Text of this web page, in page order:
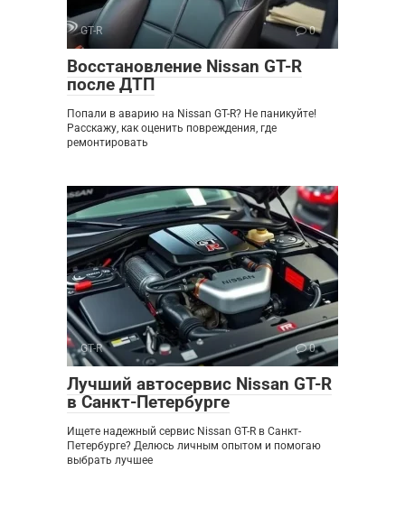
GT-R 0
Восстановление Nissan GT-R
после ДТП
Попали в аварию на Nissan GT-R? Не паникуйте!
Расскажу, как оценить повреждения, где
ремонтировать
GT-R 0
Лучший автосервис Nissan GT-R
в Санкт-Петербурге
Ищете надежный сервис Nissan GT-R в Санкт-
Петербурге? Делюсь личным опытом и помогаю
выбрать лучшее